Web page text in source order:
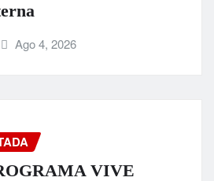
Ago 4, 2026
VIVE